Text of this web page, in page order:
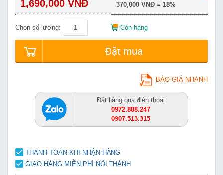
1,690,000 VNĐ
370,000 VNĐ = 18%
Chọn số lượng: Còn hàng
Đặt mua
BÁO GIÁ NHANH
Đặt hàng qua điện thoại
0972.888.247
0907.513.315
THANH TOÁN KHI NHẬN HÀNG
GIAO HÀNG MIỄN PHÍ NỘI THÀNH